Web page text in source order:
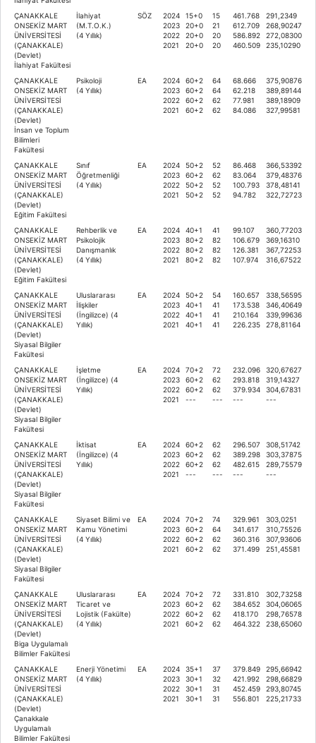
ÇANAKKALE
ONSEKİZ MART
ÜNİVERSİTESİ
(ÇANAKKALE)
(Devlet)
İlahiyat Fakültesi
İlahiyat
(M.T.O.K.)
(4 Yıllık)
SÖZ
2024
2023
2022
2021
15+0
20+0
20+0
20+0
15
21
20
20
461.768
612.709
586.892
460.509
291,2349
268,90247
272,08300
235,10290
ÇANAKKALE
ONSEKİZ MART
ÜNİVERSİTESİ
(ÇANAKKALE)
(Devlet)
İnsan ve Toplum
Bilimleri
Fakültesi
Psikoloji
(4 Yıllık)
EA
2024
2023
2022
2021
60+2
60+2
60+2
60+2
64
64
62
62
68.666
62.218
77.981
84.086
375,90876
389,89144
389,18909
327,99581
ÇANAKKALE
ONSEKİZ MART
ÜNİVERSİTESİ
(ÇANAKKALE)
(Devlet)
Eğitim Fakültesi
Sınıf
Öğretmenliği
(4 Yıllık)
EA
2024
2023
2022
2021
50+2
60+2
50+2
50+2
52
62
52
52
86.468
83.064
100.793
94.782
366,53392
379,48376
378,48141
322,72723
ÇANAKKALE
ONSEKİZ MART
ÜNİVERSİTESİ
(ÇANAKKALE)
(Devlet)
Eğitim Fakültesi
Rehberlik ve
Psikolojik
Danışmanlık
(4 Yıllık)
EA
2024
2023
2022
2021
40+1
80+2
80+2
80+2
41
82
82
82
99.107
106.679
126.381
107.974
360,77203
369,16310
367,72253
316,67522
ÇANAKKALE
ONSEKİZ MART
ÜNİVERSİTESİ
(ÇANAKKALE)
(Devlet)
Siyasal Bilgiler
Fakültesi
Uluslararası
İlişkiler
(İngilizce) (4
Yıllık)
EA
2024
2023
2022
2021
50+2
40+1
40+1
40+1
54
41
41
41
160.657
173.538
210.164
226.235
338,56595
346,40649
339,99636
278,81164
ÇANAKKALE
ONSEKİZ MART
ÜNİVERSİTESİ
(ÇANAKKALE)
(Devlet)
Siyasal Bilgiler
Fakültesi
İşletme
(İngilizce) (4
Yıllık)
EA
2024
2023
2022
2021
70+2
60+2
60+2
---
72
62
62
---
232.096
293.818
379.934
---
320,67627
319,14327
304,67831
---
ÇANAKKALE
ONSEKİZ MART
ÜNİVERSİTESİ
(ÇANAKKALE)
(Devlet)
Siyasal Bilgiler
Fakültesi
İktisat
(İngilizce) (4
Yıllık)
EA
2024
2023
2022
2021
60+2
60+2
60+2
---
62
62
62
---
296.507
389.298
482.615
---
308,51742
303,37875
289,75579
---
ÇANAKKALE
ONSEKİZ MART
ÜNİVERSİTESİ
(ÇANAKKALE)
(Devlet)
Siyasal Bilgiler
Fakültesi
Siyaset Bilimi ve
Kamu Yönetimi
(4 Yıllık)
EA
2024
2023
2022
2021
70+2
60+2
60+2
60+2
74
64
62
62
329.961
341.617
360.316
371.499
303,0251
310,75526
307,93606
251,45581
ÇANAKKALE
ONSEKİZ MART
ÜNİVERSİTESİ
(ÇANAKKALE)
(Devlet)
Biga Uygulamalı
Bilimler Fakültesi
Uluslararası
Ticaret ve
Lojistik (Fakülte)
(4 Yıllık)
EA
2024
2023
2022
2021
70+2
60+2
60+2
60+2
72
62
62
62
331.810
384.652
418.170
464.322
302,73258
304,06065
298,76578
238,65060
ÇANAKKALE
ONSEKİZ MART
ÜNİVERSİTESİ
(ÇANAKKALE)
(Devlet)
Çanakkale
Uygulamalı
Bilimler Fakültesi
Enerji Yönetimi
(4 Yıllık)
EA
2024
2023
2022
2021
35+1
30+1
30+1
30+1
37
32
31
31
379.849
421.992
452.459
556.801
295,66942
298,66829
293,80745
225,21733